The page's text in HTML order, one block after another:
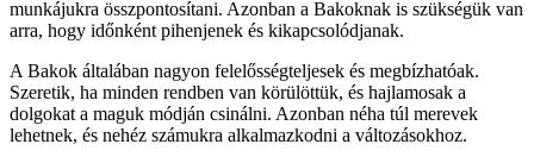
munkájukra összpontosítani. Azonban a Bakoknak is szükségük van
arra, hogy időnként pihenjenek és kikapcsolódjanak.
A Bakok általában nagyon felelősségteljesek és megbízhatóak.
Szeretik, ha minden rendben van körülöttük, és hajlamosak a
dolgokat a maguk módján csinálni. Azonban néha túl merevek
lehetnek, és nehéz számukra alkalmazkodni a változásokhoz.